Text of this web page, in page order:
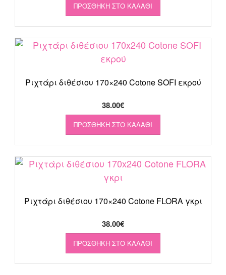
ΠΡΟΣΘΉΚΗ ΣΤΟ ΚΑΛΆΘΙ
Ριχτάρι διθέσιου 170×240 Cotone SOFI εκρού
38.00€
ΠΡΟΣΘΉΚΗ ΣΤΟ ΚΑΛΆΘΙ
Ριχτάρι διθέσιου 170×240 Cotone FLORA γκρι
38.00€
ΠΡΟΣΘΉΚΗ ΣΤΟ ΚΑΛΆΘΙ